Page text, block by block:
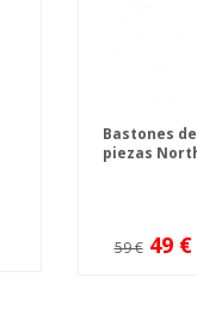
Bastones
piezas
59 € 49 €